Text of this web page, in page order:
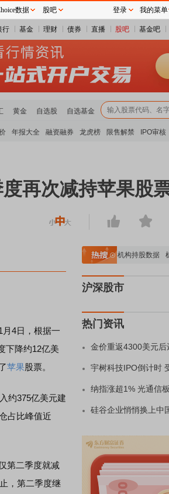
行 基金 理财 债券 直播 股吧 基金吧
黄金 自选股 自选基金
年报大全 融资融券 龙虎榜 限售解禁 IPO审核
再次减持苹果股
月4日，根据一
下降约12亿美
苹果股票。
约375亿美元建
占比峰值近
第二季度就减
，第二季度继
A股估值分析全览 重要机构持股数据 机
沪深股市
热门资讯
金价重返4300美元后
宇树科技IPO倒计时
纳指涨超1% 光通信
硅谷企业悄悄换上中
数据 股吧 登录 我的菜单